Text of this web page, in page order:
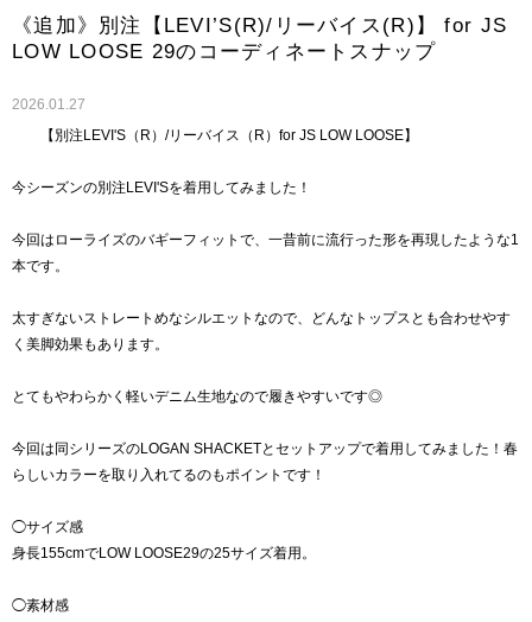
《追加》別注【LEVI’S(R)/リーバイス(R)】 for JS
LOW LOOSE 29のコーディネートスナップ
2026.01.27
【別注LEVI'S（R）/リーバイス（R）for JS LOW LOOSE】
今シーズンの別注LEVI'Sを着用してみました！
今回はローライズのバギーフィットで、一昔前に流行った形を再現したような1
本です。
太すぎないストレートめなシルエットなので、どんなトップスとも合わせやす
く美脚効果もあります。
とてもやわらかく軽いデニム生地なので履きやすいです◎
今回は同シリーズのLOGAN SHACKETとセットアップで着用してみました！春
らしいカラーを取り入れてるのもポイントです！
◯サイズ感
身長155cmでLOW LOOSE29の25サイズ着用。
◯素材感